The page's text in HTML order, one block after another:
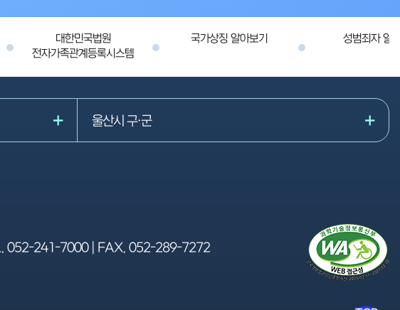
대한민국법원
전자가족관계등록시스템
국가상징 알아보기 성범죄자 알
울산시 구·군
052-241-7000| FAX. 052-289-7272